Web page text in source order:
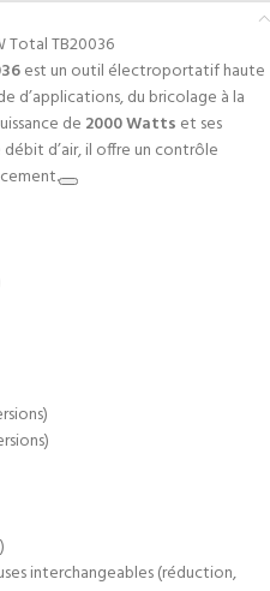
Total TB20036
est un outil électroportatif haute
d’applications, du bricolage à la
de 2000 Watts et ses
d’air, il offre un contrôle
interchangeables (réduction,